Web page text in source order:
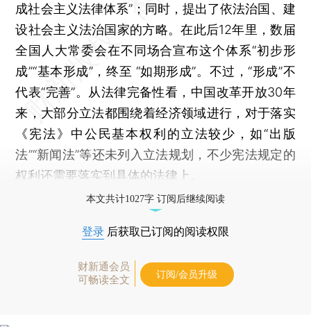
成社会主义法律体系”；同时，提出了依法治国、建
设社会主义法治国家的方略。在此后12年里，数届
全国人大常委会在不同场合宣布这个体系“初步形
成”“基本形成”，终至 “如期形成”。不过，“形成”不
代表“完善”。从法律完备性看，中国改革开放30年
来，大部分立法都围绕着经济领域进行，对于落实
《宪法》中公民基本权利的立法较少，如“出版
法”“新闻法”等还未列入立法规划，不少宪法规定的
权利还需要落实到具体的法律上。
本文共计1027字 订阅后继续阅读
登录 后获取已订阅的阅读权限
财新通会员
可畅读全文
订阅/会员升级